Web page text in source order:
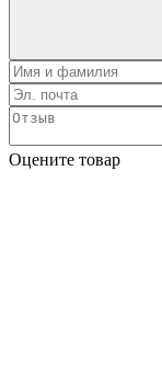
Оцените товар